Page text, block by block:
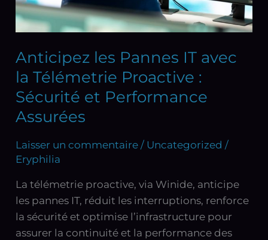
Anticipez les Pannes IT avec
la Télémetrie Proactive :
Sécurité et Performance
Assurées
Laisser un commentaire / Uncategorized /
Eryphilia
La télémetrie proactive, via Winide, anticipe
les pannes IT, réduit les interruptions, renforce
la sécurité et optimise l’infrastructure pour
assurer la continuité et la performance des
:
Sécurité
Performance
Assurées